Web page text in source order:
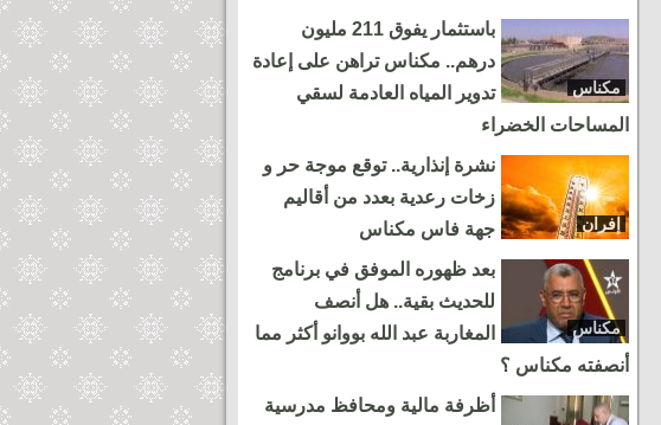
مكناس
باستثمار يفوق 211 مليون
درهم.. مكناس تراهن على إعادة
تدوير المياه العادمة لسقي
المساحات الخضراء
إفران
نشرة إنذارية.. توقع موجة حر و
زخات رعدية بعدد من أقاليم
جهة فاس مكناس
مكناس
بعد ظهوره الموفق في برنامج
للحديث بقية.. هل أنصف
المغاربة عبد الله بووانو أكثر مما
أنصفته مكناس ؟
أظرفة مالية ومحافظ مدرسية